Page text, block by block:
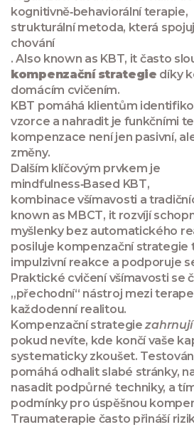
kognitivně‑behaviorální terapie,
strukturální metoda, která
chování
. Also known as KBT, it často
kompenzační strategie díky
domácím cvičením.
KBT pomáhá klientům
vzorce a nahradit je funkčními
kompenzace není jen pasivní,
změny.
Dalším klíčovým prvkem je
mindfulness‑Based KBT,
kombinace všímavosti a
known as MBCT, it rozvíjí
myšlenky bez automatického
posiluje kompenzační strategie
impulzivní reakce a podporuje
Praktické cvičení všímavosti se
„přechodní“ nástroj mezi
každodenní realitou.
Kompenzační strategiezahrnují
pokud nevíte, kde končí vaše
systematicky zkoušet.
pomáhá odhalit slabé stránky,
nasadit podpůrné techniky, a
podmínky pro úspěšnou
Traumaterapie často přináší